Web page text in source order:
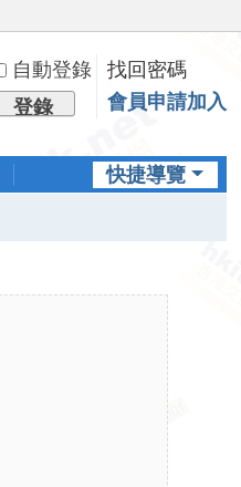
自動登錄
找回密碼
登錄 會員申請加入
快捷導覽